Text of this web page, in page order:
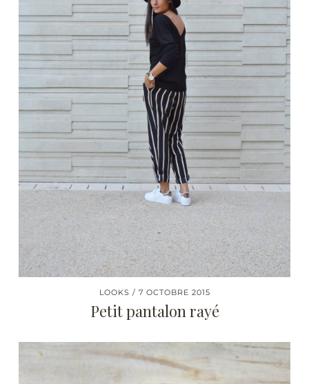
LOOKS 7 OCTOBRE 2015
Petit pantalon rayé